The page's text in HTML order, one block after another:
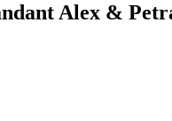
Alex &